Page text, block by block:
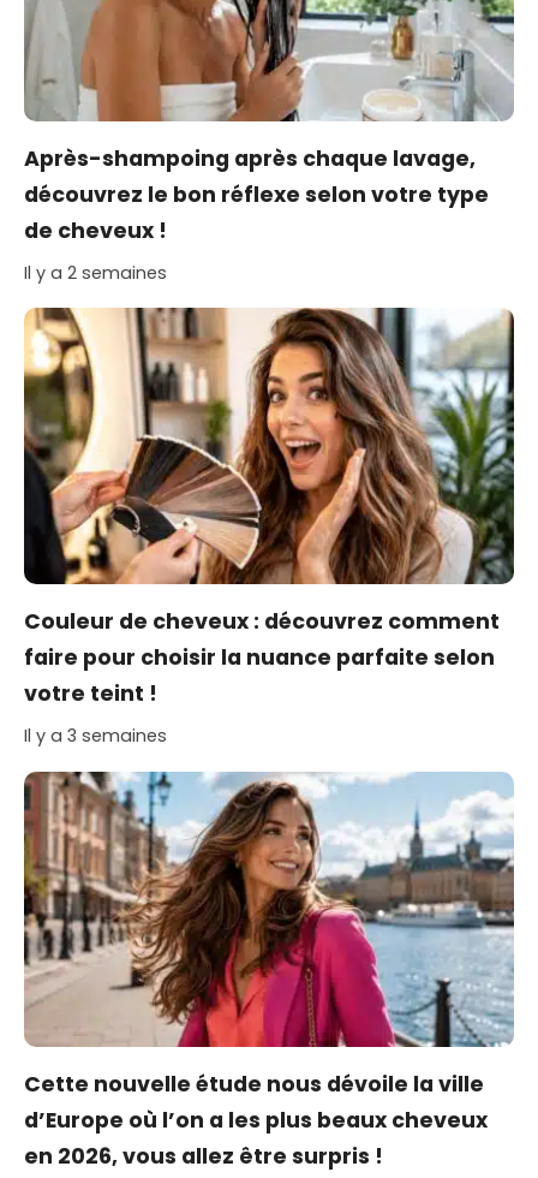
Après-shampoing après chaque lavage,
découvrez le bon réflexe selon votre type
de cheveux !
Il y a 2 semaines
Couleur de cheveux : découvrez comment
faire pour choisir la nuance parfaite selon
votre teint !
Il y a 3 semaines
Cette nouvelle étude nous dévoile la ville
d’Europe où l’on a les plus beaux cheveux
en 2026, vous allez être surpris !